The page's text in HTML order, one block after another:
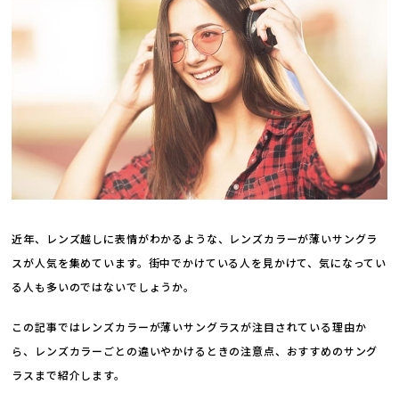
近年、レンズ越しに表情がわかるような、レンズカラーが薄いサングラ
スが人気を集めています。街中でかけている人を見かけて、気になってい
る人も多いのではないでしょうか。
この記事ではレンズカラーが薄いサングラスが注目されている理由か
ら、レンズカラーごとの違いやかけるときの注意点、おすすめのサング
ラスまで紹介します。